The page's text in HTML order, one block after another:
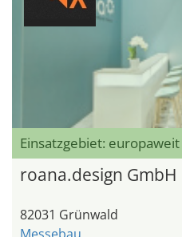
Einsatzgebiet: europaweit
roana.design GmbH
82031 Grünwald